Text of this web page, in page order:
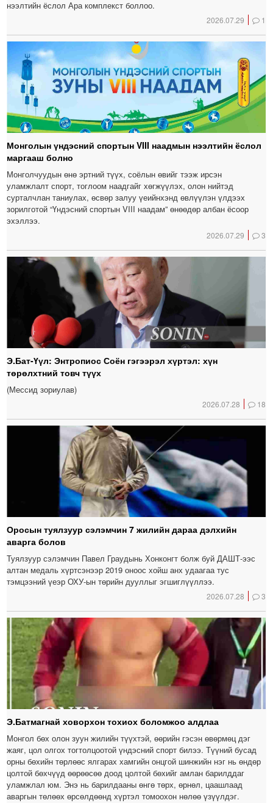
нээлтийн ёслол Ара комплекст боллоо.
2026.07.29 1
Монголын үндэсний спортын VIII наадмын нээлтийн ёслол
маргааш болно
Монголчуудын өнө эртний түүх, соёлын өвийг тээж ирсэн
уламжлалт спорт, тоглоом наадгайг хөгжүүлэх, олон нийтэд
сурталчлан таниулах, өсвөр залуу үеийнхэнд өвлүүлэн үлдээх
зорилготой “Үндэсний спортын VIII наадам” өнөөдөр албан ёсоор
эхэллээ.
2026.07.29 3
Э.Бат-Үүл: Энтропиос Соён гэгээрэл хүртэл: хүн
төрөлхтний товч түүх
(Мессид зориулав)
2026.07.28 18
Оросын туялзуур сэлэмчин 7 жилийн дараа дэлхийн
аварга болов
Туялзуур сэлэмчин Павел Граудынь Хонконгт болж буй ДАШТ-ээс
алтан медаль хүртсэнээр 2019 оноос хойш анх удаагаа тус
тэмцээний үеэр ОХУ-ын төрийн дууллыг эгшиглүүллээ.
2026.07.28 3
Э.Батмагнай ховорхон тохиох боломжоо алдлаа
Монгол бөх олон зуун жилийн түүхтэй, өөрийн гэсэн өвөрмөц дэг
жаяг, цол олгох тогтолцоотой үндэсний спорт билээ. Түүний бусад
орны бөхийн төрлөөс ялгарах хамгийн онцгой шинжийн нэг нь өндөр
цолтой бөхчүүд өөрөөсөө доод цолтой бөхийг амлан барилддаг
уламжлал юм. Энэ нь барилдааны өнгө төрх, өрнөл, цаашлаад
аваргын төлөөх өрсөлдөөнд хүртэл томоохон нөлөө үзүүлдэг.